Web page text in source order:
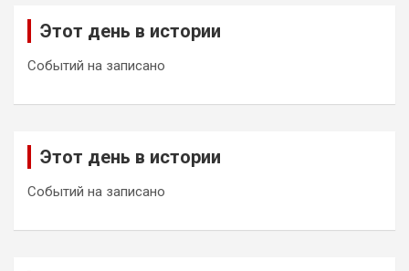
Этот день в истории
Событий на записано
Этот день в истории
Событий на записано